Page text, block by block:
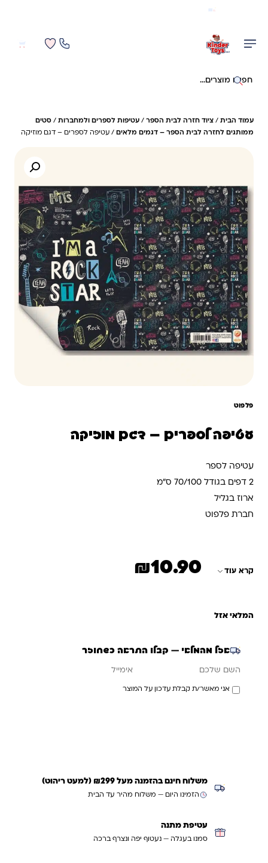
חיפוש באתר
עמוד הבית / ציוד חזרה לבית הספר / עטיפות לספרים ולמחברות / סטים
ממותגים לחזרה לבית הספר – דגמים מלאים / עטיפה לספרים – דגם מוזיקה
פלפוט
עטיפה לספרים – דגם מוזיקה
עטיפה לספר
2 דפים בגודל 70/100 ס”מ
ארוז בגליל
חברת פלפוט
קרא עוד ₪10.90
המלאי אזל
אזל מהמלאי — קבלו התראה כשחוזר
אני מאשר/ת קבלת עדכון על המוצר
משלוח חינם בהזמנה מעל ₪299 (למעט ריהוט)
הזמינו היום — משלוח מהיר עד הבית
עטיפת מתנה
סמנו בעגלה — נעטוף יפה ונצרף ברכה